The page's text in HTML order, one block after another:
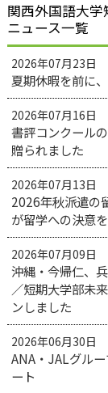
関西外国語大
ニュース一覧
2026年07月23日
夏期休暇を前に
2026年07月16日
書評コンクール
贈られました
2026年07月13日
2026年秋派遣の
が留学への決意
2026年07月09日
沖縄・今帰仁、
／短期大学部未
ンしました
2026年06月30日
ANA・JALグル
ート